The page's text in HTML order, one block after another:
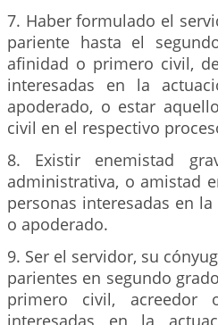
7. Haber formulado el
pariente hasta el
afinidad o primero civil,
interesadas en la
apoderado, o estar
civil en el respectivo
8. Existir enemistad
administrativa, o amistad
personas interesadas en
o apoderado.
9. Ser el servidor, su
parientes en segundo
primero civil,
interesadas en la